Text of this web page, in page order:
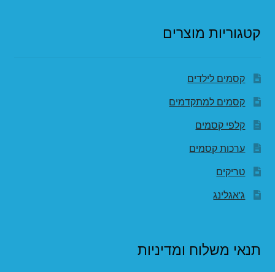
קטגוריות מוצרים
קסמים לילדים
קסמים למתקדמים
קלפי קסמים
ערכות קסמים
טריקים
ג'אגלינג
תנאי משלוח ומדיניות